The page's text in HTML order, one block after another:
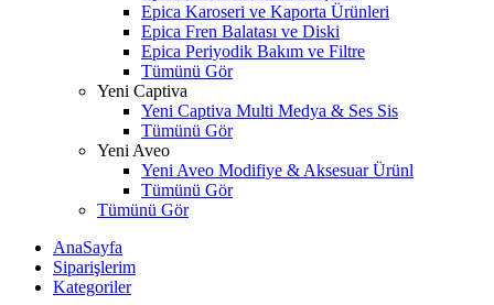
Epica Karoseri ve Kaporta Ürünleri
Epica Fren Balatası ve Diski
Epica Periyodik Bakım ve Filtre
Tümünü Gör
Yeni Captiva
Yeni Captiva Multi Medya & Ses Sis
Tümünü Gör
Yeni Aveo
Yeni Aveo Modifiye & Aksesuar Ürünl
Tümünü Gör
Tümünü Gör
AnaSayfa
Siparişlerim
Kategoriler